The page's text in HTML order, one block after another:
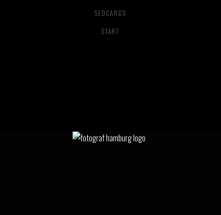
SEDCARDS
START